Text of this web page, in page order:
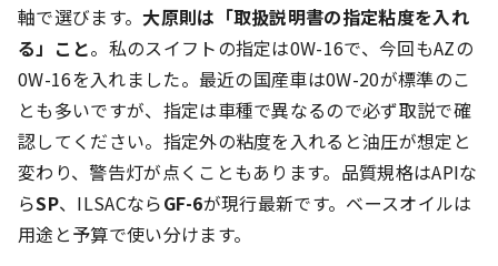
軸で選びます。大原則は「取扱説明書の指定粘度を入れ
る」こと。私のスイフトの指定は0W-16で、今回もAZの
0W-16を入れました。最近の国産車は0W-20が標準のこ
とも多いですが、指定は車種で異なるので必ず取説で確
認してください。指定外の粘度を入れると油圧が想定と
変わり、警告灯が点くこともあります。品質規格はAPIな
らSP、ILSACならGF-6が現行最新です。ベースオイルは
用途と予算で使い分けます。